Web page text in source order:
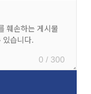
0 / 300